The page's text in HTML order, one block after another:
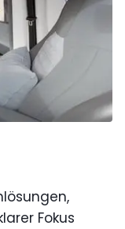
Fokus